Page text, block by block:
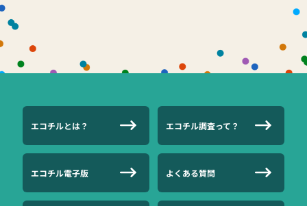
エコチルとは？ エコチル調査って？
エコチル電子版 よくある質問